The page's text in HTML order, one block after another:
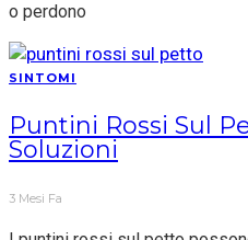
o perdono
SINTOMI
Puntini Rossi Sul
Soluzioni
3 Mesi Fa